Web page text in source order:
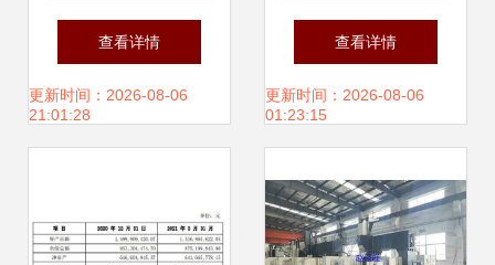
让求存 现代汽车缘
何折戟中国市场
查看详情
更新时间：2026-08-06
21:01:28
术转让全貌 市场动
态与信息获取指南
查看详情
更新时间：2026-08-06
01:23:15